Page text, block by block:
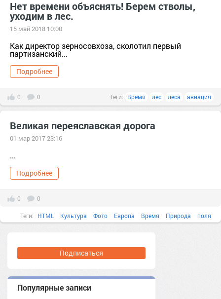
Нет времени объяснять! Берем стволы,
уходим в лес.
15 май 2018 10:00
Как директор зерносовхоза, сколотил первый
партизанский...
Подробнее
0 0 Теги: Время лес леса авиация
Великая переяславская дорога
01 мар 2017 23:16
...
Подробнее
0 0
Теги: HTML Культура Фото Европа Время Природа поля
дорога леса лыжный поход
Подписаться
Популярные записи